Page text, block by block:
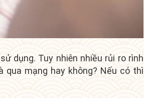
dụng. Tuy nhiên nhiều rủi ro rình
mạng hay không? Nếu có thì